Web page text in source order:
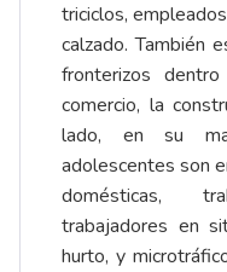
triciclos,
calzado. También
fronterizos
comercio, la
lado, en su
adolescentes son
domésticas,
trabajadores en
hurto, y